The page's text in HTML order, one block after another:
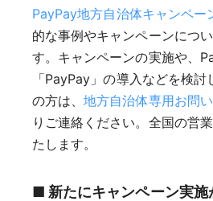
PayPay地方自治体キャンペー
的な事例やキャンペーンにつ
す。キャンペーンの実施や、
「PayPay」の導入などを検
の方は、地方自治体専用お問
りご連絡ください。全国の営
たします。
■ 新たにキャンペーン実施